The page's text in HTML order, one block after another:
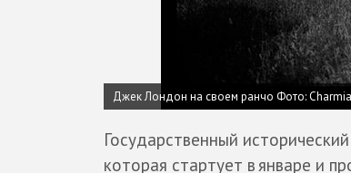
Джек Лондон на своем ранчо Фото:
Государственный
которая стартует в январе и